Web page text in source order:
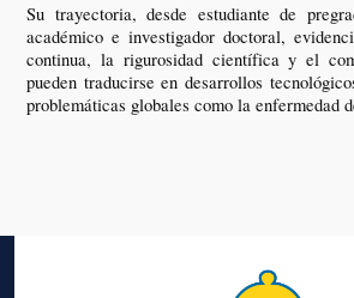
Su trayectoria, desde estudiante de
académico e investigador doctoral,
continua, la rigurosidad científica y el
pueden traducirse en desarrollos
problemáticas globales como la enfermedad